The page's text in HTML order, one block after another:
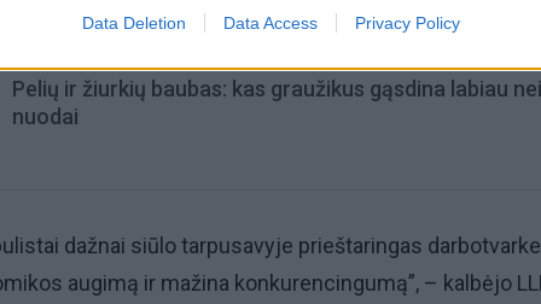
Data Deletion Data Access Privacy Policy
teatro istorijoje“
Pelių ir žiurkių baubas: kas graužikus gąsdina labiau nei
nuodai
dažnai siūlo tarpusavyje prieštaringas
augimą ir mažina konkurencingumą”, – kalbėjo